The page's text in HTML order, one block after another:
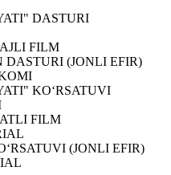
DASTURI
FILM
(JONLI EFIR)
KO‘RSATUVI
FILM
(JONLI EFIR)